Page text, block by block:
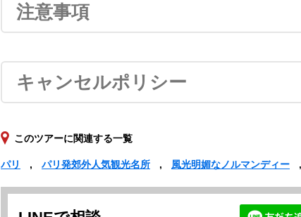
注意事項
キャンセルポリシー
このツアーに関連する一覧
パリ パリ発郊外人気観光名所 風光明媚なノルマンディー